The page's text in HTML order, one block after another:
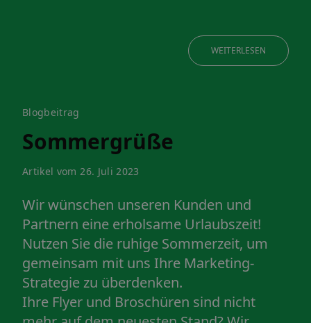
WEITERLESEN
Blogbeitrag
Sommergrüße
Artikel vom 26. Juli 2023
Wir wünschen unseren Kunden und
Partnern eine erholsame Urlaubszeit!
Nutzen Sie die ruhige Sommerzeit, um
gemeinsam mit uns Ihre Marketing-
Strategie zu überdenken.
Ihre Flyer und Broschüren sind nicht